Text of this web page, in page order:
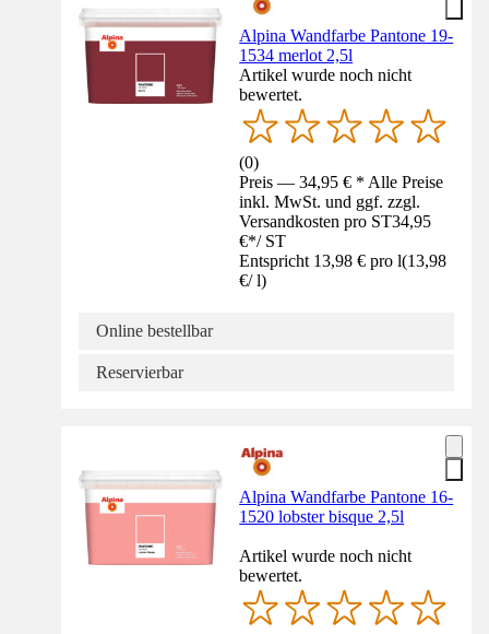
Alpina Wandfarbe Pantone 19-
1534 merlot 2,5l
Artikel wurde noch nicht
bewertet.
(0)
Preis — 34,95 € * Alle Preise
inkl. MwSt. und ggf. zzgl.
Versandkosten pro ST34,95
€*/ ST
Entspricht 13,98 € pro l(13,98
€/ l)
Online bestellbar
Reservierbar
Alpina Wandfarbe Pantone 16-
1520 lobster bisque 2,5l
Artikel wurde noch nicht
bewertet.